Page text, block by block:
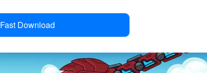
Fast Download